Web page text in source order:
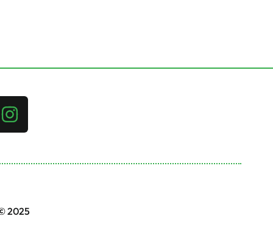
2025